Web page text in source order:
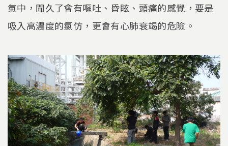
氣中，聞久了會有嘔吐、昏眩、頭痛的感覺，要是
吸入高濃度的氯仿，更會有心肺衰竭的危險。